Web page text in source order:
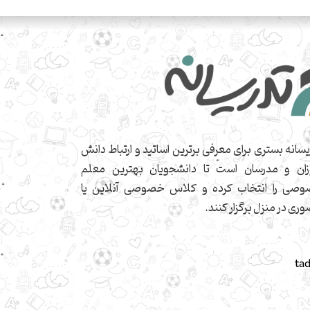
بستری برای معرفی برترین اساتید و ارتباط دانش
و مدرسان است تا دانشجویان بهترین معلم
را انتخاب کرده و کلاس خصوصی آنلاین یا
در منزل برگزار کنند.